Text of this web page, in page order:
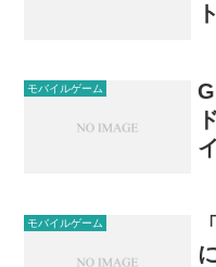
モバイルゲーム
モバイルゲーム